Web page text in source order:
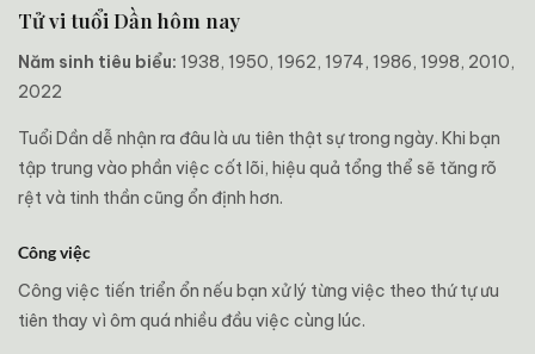
Tử vi tuổi Dần hôm nay
Năm sinh tiêu biểu: 1938, 1950, 1962, 1974, 1986, 1998, 2010,
2022
Tuổi Dần dễ nhận ra đâu là ưu tiên thật sự trong ngày. Khi bạn
tập trung vào phần việc cốt lõi, hiệu quả tổng thể sẽ tăng rõ
rệt và tinh thần cũng ổn định hơn.
Công việc
Công việc tiến triển ổn nếu bạn xử lý từng việc theo thứ tự ưu
tiên thay vì ôm quá nhiều đầu việc cùng lúc.